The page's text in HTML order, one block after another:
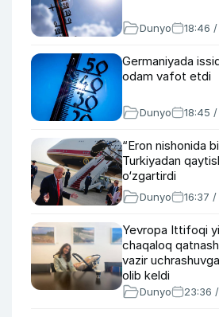
Dunyo 18:46 /
Germaniyada
odam vafot etdi
Dunyo 18:45
“Eron nishonida
Turkiyadan
o‘zgartirdi
Dunyo 16:37
Yevropa Ittifoqi
chaqaloq
vazir
olib keldi
Dunyo 23:36